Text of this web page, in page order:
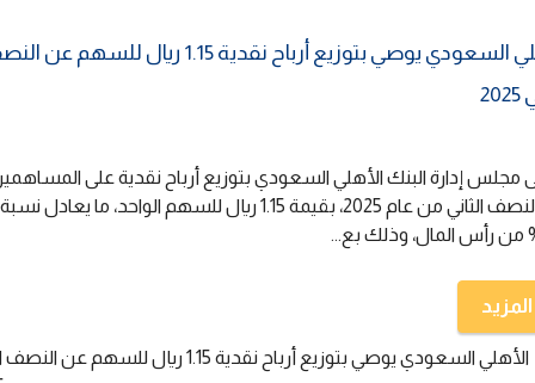
الأهلي السعودي يوصي بتوزيع أرباح نقدية 1.15 ريال للسهم
مجلس إدارة البنك الأهلي السعودي بتوزيع أرباح نقدية على
عن النصف الثاني من عام 2025، بقيمة 1.15 ريال للسهم الواحد، ما يعادل نسبة
المزيد